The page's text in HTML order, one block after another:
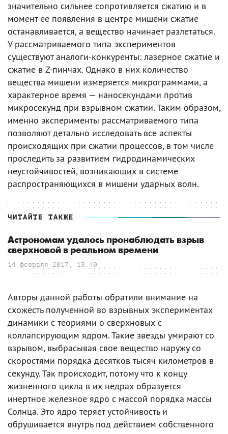
значительно сильнее сопротивляется сжатию и в
момент ее появления в центре мишени сжатие
останавливается, а вещество начинает разлетаться.
У рассматриваемого типа экспериментов
существуют аналоги-конкуренты: лазерное сжатие и
сжатие в Z-пинчах. Однако в них количество
вещества мишени измеряется микрограммами, а
характерное время — наносекундами против
микросекунд при взрывном сжатии. Таким образом,
именно эксперименты рассматриваемого типа
позволяют детально исследовать все аспекты
происходящих при сжатии процессов, в том числе
проследить за развитием гидродинамических
неустойчивостей, возникающих в системе
распространяющихся в мишени ударных волн.
ЧИТАЙТЕ ТАКЖЕ
Астрономам удалось пронаблюдать взрыв
сверхновой в реальном времени
14 февраля 2017, 13:40
Авторы данной работы обратили внимание на
схожесть полученной во взрывных экспериментах
динамики с теориями о сверхновых с
коллапсирующим ядром. Такие звезды умирают со
взрывом, выбрасывая свое вещество наружу со
скоростями порядка десятков тысяч километров в
секунду. Так происходит, потому что к концу
жизненного цикла в их недрах образуется
инертное железное ядро с массой порядка массы
Солнца. Это ядро теряет устойчивость и
обрушивается внутрь под действием собственного